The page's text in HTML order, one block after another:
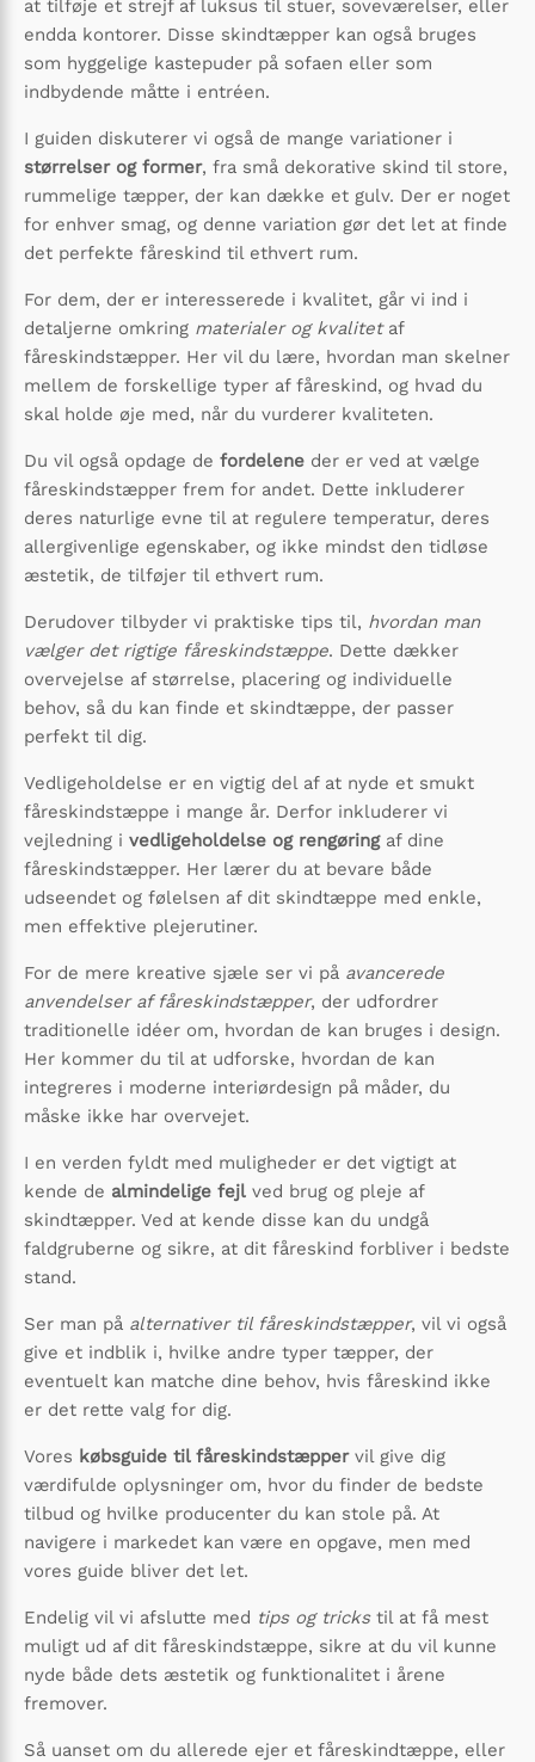
at tilføje et strejf af luksus til stuer, soveværelser, eller
endda kontorer. Disse skindtæpper kan også bruges
som hyggelige kastepuder på sofaen eller som
indbydende måtte i entréen.
I guiden diskuterer vi også de mange variationer i
størrelser og former, fra små dekorative skind til store,
rummelige tæpper, der kan dække et gulv. Der er noget
for enhver smag, og denne variation gør det let at finde
det perfekte fåreskind til ethvert rum.
For dem, der er interesserede i kvalitet, går vi ind i
detaljerne omkring materialer og kvalitetaf
fåreskindstæpper. Her vil du lære, hvordan man skelner
mellem de forskellige typer af fåreskind, og hvad du
skal holde øje med, når du vurderer kvaliteten.
Du vil også opdage de fordelene der er ved at vælge
fåreskindstæpper frem for andet. Dette inkluderer
deres naturlige evne til at regulere temperatur, deres
allergivenlige egenskaber, og ikke mindst den tidløse
æstetik, de tilføjer til ethvert rum.
Derudover tilbyder vi praktiske tips til, hvordan man
vælger det rigtige fåreskindstæppe. Dette dækker
overvejelse af størrelse, placering og individuelle
behov, så du kan finde et skindtæppe, der passer
perfekt til dig.
Vedligeholdelse er en vigtig del af at nyde et smukt
fåreskindstæppe i mange år. Derfor inkluderer vi
vejledning i vedligeholdelse og rengøringaf dine
fåreskindstæpper. Her lærer du at bevare både
udseendet og følelsen af dit skindtæppe med enkle,
men effektive plejerutiner.
For de mere kreative sjæle ser vi på avancerede
anvendelser af fåreskindstæpper, der udfordrer
traditionelle idéer om, hvordan de kan bruges i design.
Her kommer du til at udforske, hvordan de kan
integreres i moderne interiørdesign på måder, du
måske ikke har overvejet.
I en verden fyldt med muligheder er det vigtigt at
kende de almindelige fejl ved brug og pleje af
skindtæpper. Ved at kende disse kan du undgå
faldgruberne og sikre, at dit fåreskind forbliver i bedste
stand.
Ser man på alternativer til fåreskindstæpper, vil vi også
give et indblik i, hvilke andre typer tæpper, der
eventuelt kan matche dine behov, hvis fåreskind ikke
er det rette valg for dig.
Vores købsguide til fåreskindstæppervil give dig
værdifulde oplysninger om, hvor du finder de bedste
tilbud og hvilke producenter du kan stole på. At
navigere i markedet kan være en opgave, men med
vores guide bliver det let.
Endelig vil vi afslutte med tips og trickstil at få mest
muligt ud af dit fåreskindstæppe, sikre at du vil kunne
nyde både dets æstetik og funktionalitet i årene
fremover.
Så uanset om du allerede ejer et fåreskindtæppe, eller